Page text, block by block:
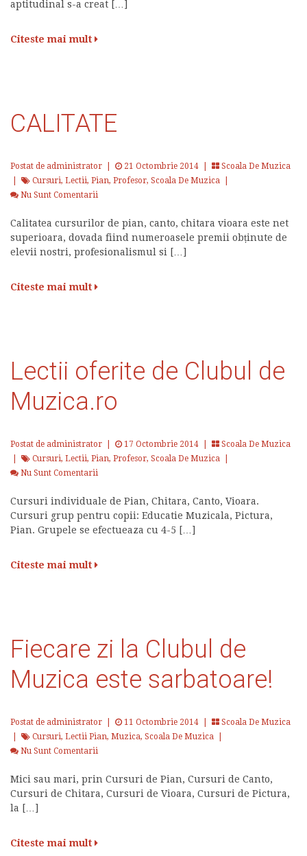
aptitudinal s-a creat […]
Citeste mai mult
CALITATE
Postat de administrator 21 Octombrie 2014 |
Scoala De Muzica
Cursuri, Lectii, Pian, Profesor, Scoala De Muzica
Nu Sunt Comentarii
Calitatea cursurilor de pian, canto, chitara vioara este net
superioara, dovada fiind numeroasele premii obținute de
elevii nostri, profesionalismul si […]
Citeste mai mult
Lectii oferite de Clubul de
Muzica.ro
Postat de administrator 17 Octombrie 2014 |
Scoala De Muzica
Cursuri, Lectii, Pian, Profesor, Scoala De Muzica
Nu Sunt Comentarii
Cursuri individuale de Pian, Chitara, Canto, Vioara.
Cursuri grup pentru copii: Educatie Muzicala, Pictura,
Pian. Grupele se efectueaza cu 4-5 […]
Citeste mai mult
Fiecare zi la Clubul de
Muzica este sarbatoare!
Postat de administrator 11 Octombrie 2014 |
Scoala De Muzica
Cursuri, Lectii Pian, Muzica, Scoala De Muzica
Nu Sunt Comentarii
Mici sau mari, prin Cursuri de Pian, Cursuri de Canto,
Cursuri de Chitara, Cursuri de Vioara, Cursuri de Pictura,
la […]
Citeste mai mult